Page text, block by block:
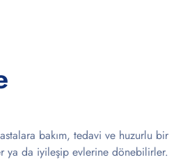
bakım, tedavi ve huzurlu bir
ya da iyileşip evlerine dönebilirler.